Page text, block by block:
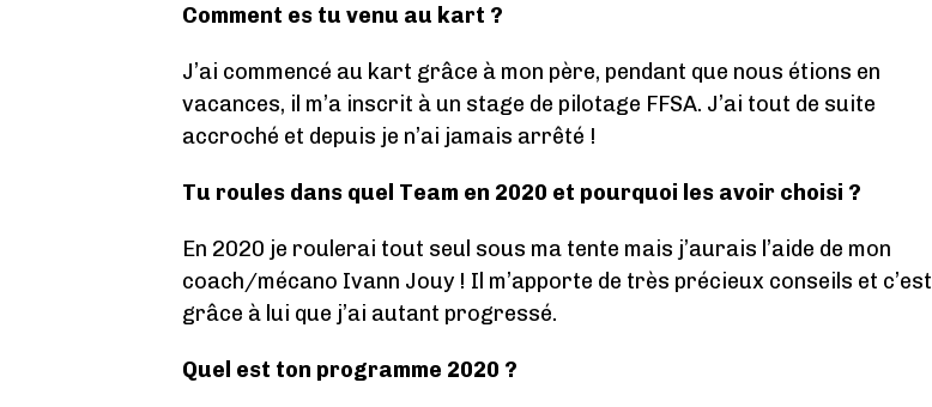
Comment es tu venu au kart ?
J’ai commencé au kart grâce à mon père, pendant que nous étions en
vacances, il m’a inscrit à un stage de pilotage FFSA. J’ai tout de suite
accroché et depuis je n’ai jamais arrêté !
Tu roules dans quel Team en 2020 et pourquoi les avoir choisi ?
En 2020 je roulerai tout seul sous ma tente mais j’aurais l’aide de mon
coach/mécano Ivann Jouy ! Il m’apporte de très précieux conseils et c’est
grâce à lui que j’ai autant progressé.
Quel est ton programme 2020 ?